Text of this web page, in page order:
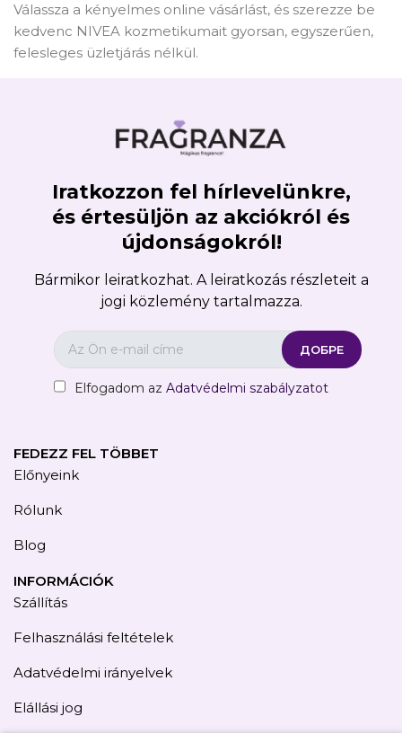
Válassza a kényelmes online vásárlást, és szerezze be
kedvenc NIVEA kozmetikumait gyorsan, egyszerűen,
felesleges üzletjárás nélkül.
Iratkozzon fel hírlevelünkre,
és értesüljön az akciókról és
újdonságokról!
Bármikor leiratkozhat. A leiratkozás részleteit a
jogi közlemény tartalmazza.
Elfogadom az Adatvédelmi szabályzatot
FEDEZZ FEL TÖBBET
Előnyeink
Rólunk
Blog
INFORMÁCIÓK
Szállítás
Felhasználási feltételek
Adatvédelmi irányelvek
Elállási jog